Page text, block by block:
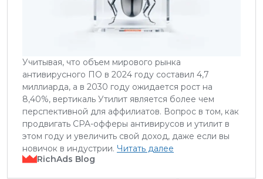
Учитывая, что объем мирового рынка
антивирусного ПО в 2024 году составил 4,7
миллиарда, а в 2030 году ожидается рост на
8,40%, вертикаль Утилит является более чем
перспективной для аффилиатов. Вопрос в том, как
продвигать CPA-офферы антивирусов и утилит в
этом году и увеличить свой доход, даже если вы
новичок в индустрии. Читать далее
RichAds Blog